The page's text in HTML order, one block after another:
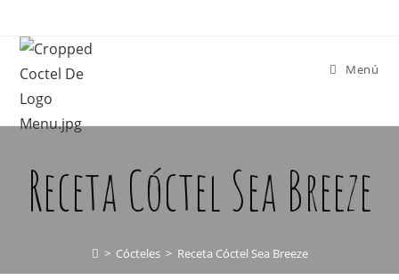
Menú
Receta Cóctel Sea Breeze
> Cócteles > Receta Cóctel Sea Breeze